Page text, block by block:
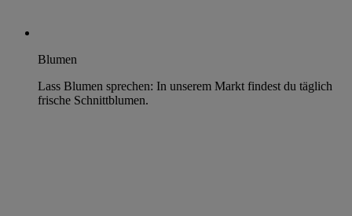
Blumen
Lass Blumen sprechen: In unserem Markt findest du täglich
frische Schnittblumen.